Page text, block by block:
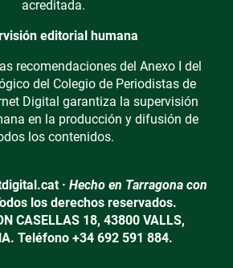
acreditada.
editorial humana
recomendaciones del Anexo I del
del Colegio de Periodistas de
Digital garantiza la supervisión
en la producción y difusión de
los contenidos.
· Hecho en Tarragona con
los derechos reservados.
CASELLAS 18, 43800 VALLS,
Teléfono +34 692 591 884.